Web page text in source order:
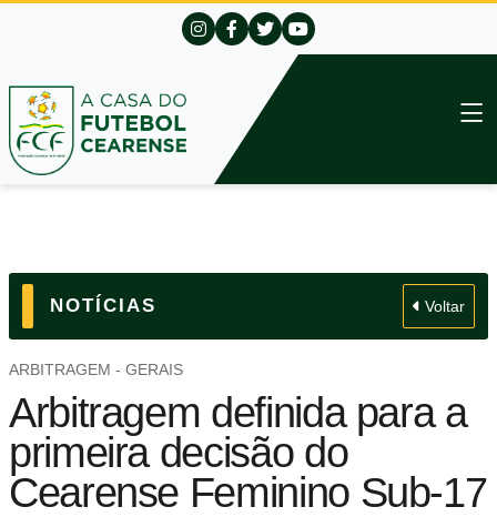
NOTÍCIAS Voltar
ARBITRAGEM - GERAIS
Arbitragem definida para a
primeira decisão do
Cearense Feminino Sub-17